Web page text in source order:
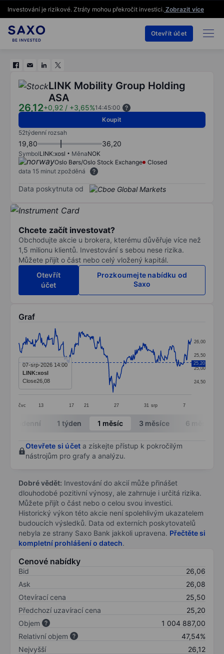
Investování je rizikové. Ztráty mohou překročit investici. Zobrazit více
Otevřít účet
LINK Mobility Group Holding
ASA
26,12+0,92 / +3,65%14:45:00
Koupit
52týdenní rozsah
19,80 36,20
SymbolLINK:xosl MěnaNOK
Oslo Børs/Oslo Stock Exchange
Closed
data 15 minut zpožděná
Data poskytnuta od
Chcete začít investovat?
Obchodujte akcie u brokera, kterému důvěřuje více než
1,5 milionu klientů. Investování s sebou nese rizika.
Můžete přijít o část nebo celý vložený kapitál.
Otevřít
účet
Prozkoumejte nabídku od
Saxo
Graf
Line chart with 345 data points.
The chart has 1 X axis displaying categories.
The chart has 1 Y axis displaying values. Data
čvc 13 17 21 27 31 srp 7
24,50
25,00
25,50
26,00
25,20
07-srp-2026 14:00
LINK:xosl
Close26,08
End of interactive chart.
Intradenní 1 týden 1 měsíc 3 měsíce 6 měsíců
Otevřete si účet a získejte přístup k pokročilým
nástrojům pro grafy a analýzu.
Dobré vědět: Investování do akcií může přinášet
dlouhodobé pozitivní výnosy, ale zahrnuje i určitá rizika.
Můžete přijít o část nebo o celou svou investici.
Historický výkon této akcie není spolehlivým ukazatelem
budoucích výsledků. Data od externích poskytovatelů
nebyla ze strany Saxo Bank jakkoli upravena. Přečtěte si
kompletní prohlášení o datech.
Cenové nabídky
Bid
26,06
Ask
26,08
Otevírací cena
25,50
Předchozí uzavírací cena
25,20
Objem
1 004 887,00
Relativní objem
47,54%
Nejvyšší
26,12